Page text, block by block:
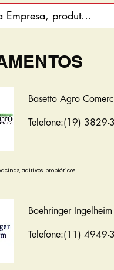
Basetto Agro
Telefone:(19)
aditivos, probióticos
Boehringer
Telefone:(11)